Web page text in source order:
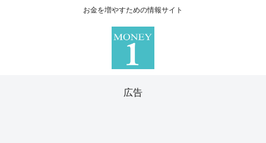
お金を増やすための情報サイト
広告